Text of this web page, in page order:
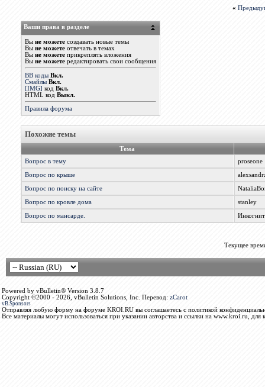
«
Ваши права в разделе
Вы не можетесоздавать новые темы
Вы не можетеотвечать в темах
Вы не можетеприкреплять вложения
Вы не можетередактировать свои сообщения
BB коды Вкл.
Смайлы Вкл.
[IMG] код Вкл.
HTML код Выкл.
Правила форума
Похожие темы
Тема
Вопрос в тему
proseone
Вопрос по крыше
Вопрос по поиску на сайте
Вопрос по кровле дома stanley
Вопрос по мансарде.
Текущее
Powered by vBulletin® Version 3.8.7
Copyright ©2000 - 2026, vBulletin Solutions, Inc. Перевод: zCarot
vB.Sponsors
Отправляя любую форму на форуме KROI.RU вы соглашаетесь с политикой
Все материалы могут использоваться при указании авторства и ссылки на www.kroi.ru, для